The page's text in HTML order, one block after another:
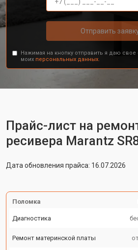
Отправить
Нажимая на кнопку отправить я даю свое
моих персональных данных.
Прайс-лист на
ресивера Marantz
Дата обновления прайса: 16.07.2026
Поломка
Диагностика
Ремонт материнской платы